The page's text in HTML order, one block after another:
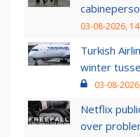
03-08-2026,
Turkish
winter
03-08-
Netflix
over